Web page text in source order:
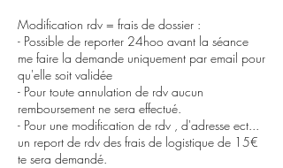
Modification rdv = frais de dossier :
- Possible de reporter 24hoo avant la séance
me faire la demande uniquement par email pour
qu'elle soit validée
- Pour toute annulation de rdv aucun
remboursement ne sera effectué.
- Pour une modification de rdv , d'adresse ect...
un report de rdv des frais de logistique de 15€
te sera demandé.